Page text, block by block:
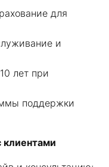
для
и
лет при
поддержки
клиентами